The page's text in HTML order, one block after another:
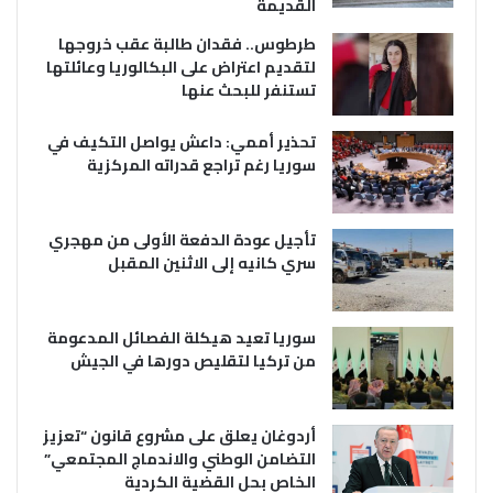
طرطوس.. فقدان طالبة عقب خروجها
لتقديم اعتراض على البكالوريا وعائلتها
تستنفر للبحث عنها
تحذير أممي: داعش يواصل التكيف في
سوريا رغم تراجع قدراته المركزية
تأجيل عودة الدفعة الأولى من مهجري
سري كانيه إلى الاثنين المقبل
سوريا تعيد هيكلة الفصائل المدعومة
من تركيا لتقليص دورها في الجيش
أردوغان يعلق على مشروع قانون “تعزيز
التضامن الوطني والاندماج المجتمعي”
الخاص بحل القضية الكردية